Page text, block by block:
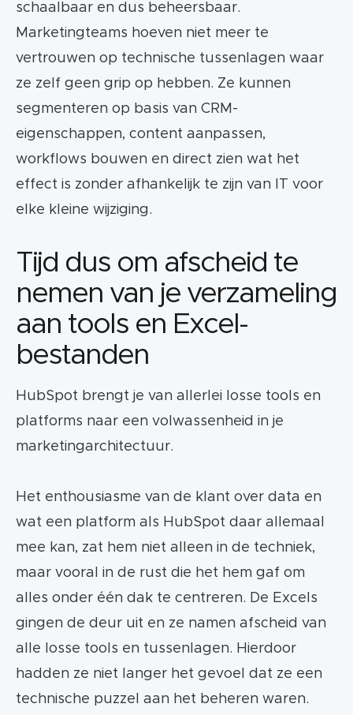
schaalbaar en dus beheersbaar.
Marketingteams hoeven niet meer te
vertrouwen op technische tussenlagen waar
ze zelf geen grip op hebben. Ze kunnen
segmenteren op basis van CRM-
eigenschappen, content aanpassen,
workflows bouwen en direct zien wat het
effect is zonder afhankelijk te zijn van IT voor
elke kleine wijziging.
Tijd dus om afscheid te
nemen van je verzameling
aan tools en Excel-
bestanden
HubSpot brengt je van allerlei losse tools en
platforms naar een volwassenheid in je
marketingarchitectuur.
Het enthousiasme van de klant over data en
wat een platform als HubSpot daar allemaal
mee kan, zat hem niet alleen in de techniek,
maar vooral in de rust die het hem gaf om
alles onder één dak te centreren. De Excels
gingen de deur uit en ze namen afscheid van
alle losse tools en tussenlagen. Hierdoor
hadden ze niet langer het gevoel dat ze een
technische puzzel aan het beheren waren.